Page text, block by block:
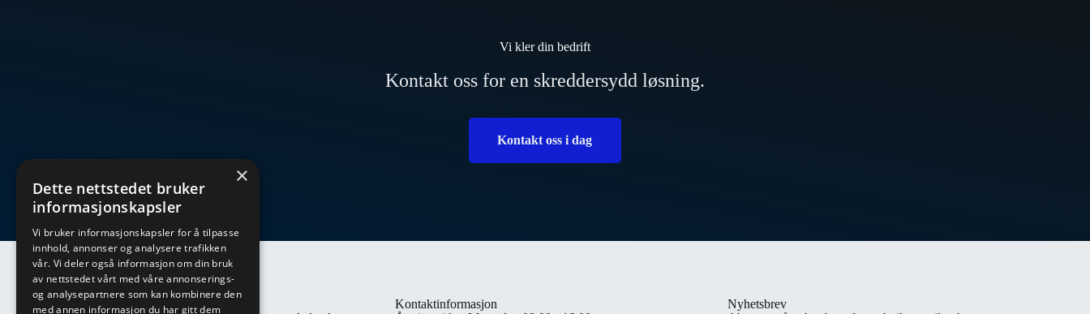
Vi kler din bedrift
Kontakt oss for en skreddersydd løsning.
Kontakt oss i dag
Ulvestad Konfeksjon AS
Kontaktinformasjon
Nyhetsbrev
×
Dette nettstedet bruker
informasjonskapsler
Vi bruker informasjonskapsler for å tilpasse
innhold, annonser og analysere trafikken
vår. Vi deler også informasjon om din bruk
av nettstedet vårt med våre annonserings-
og analysepartnere som kan kombinere den
med annen informasjon du har gitt dem